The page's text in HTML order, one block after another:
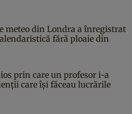
meteo din Londra a înregistrat
fără ploaie din
prin care un profesor i-a
care își făceau lucrările